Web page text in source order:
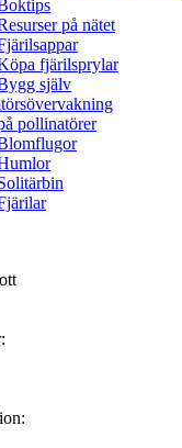
på nätet
fjärilsprylar
själv
pollinatörer